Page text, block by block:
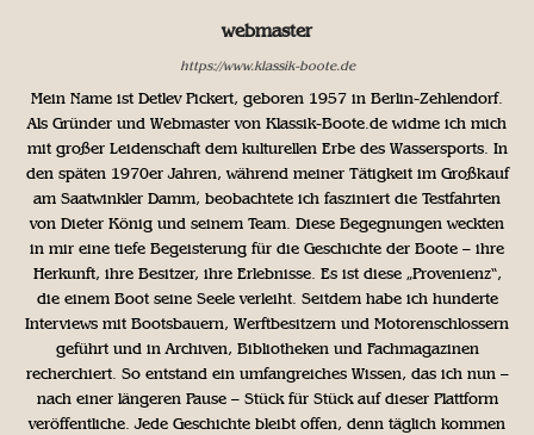
webmaster
https://www.klassik-boote.de
Mein Name ist Detlev Pickert, geboren 1957 in Berlin-Zehlendorf.
Als Gründer und Webmaster von Klassik-Boote.de widme ich mich
mit großer Leidenschaft dem kulturellen Erbe des Wassersports. In
den späten 1970er Jahren, während meiner Tätigkeit im Großkauf
am Saatwinkler Damm, beobachtete ich fasziniert die Testfahrten
von Dieter König und seinem Team. Diese Begegnungen weckten
in mir eine tiefe Begeisterung für die Geschichte der Boote – ihre
Herkunft, ihre Besitzer, ihre Erlebnisse. Es ist diese „Provenienz“,
die einem Boot seine Seele verleiht. Seitdem habe ich hunderte
Interviews mit Bootsbauern, Werftbesitzern und Motorenschlossern
geführt und in Archiven, Bibliotheken und Fachmagazinen
recherchiert. So entstand ein umfangreiches Wissen, das ich nun –
nach einer längeren Pause – Stück für Stück auf dieser Plattform
veröffentliche. Jede Geschichte bleibt offen, denn täglich kommen